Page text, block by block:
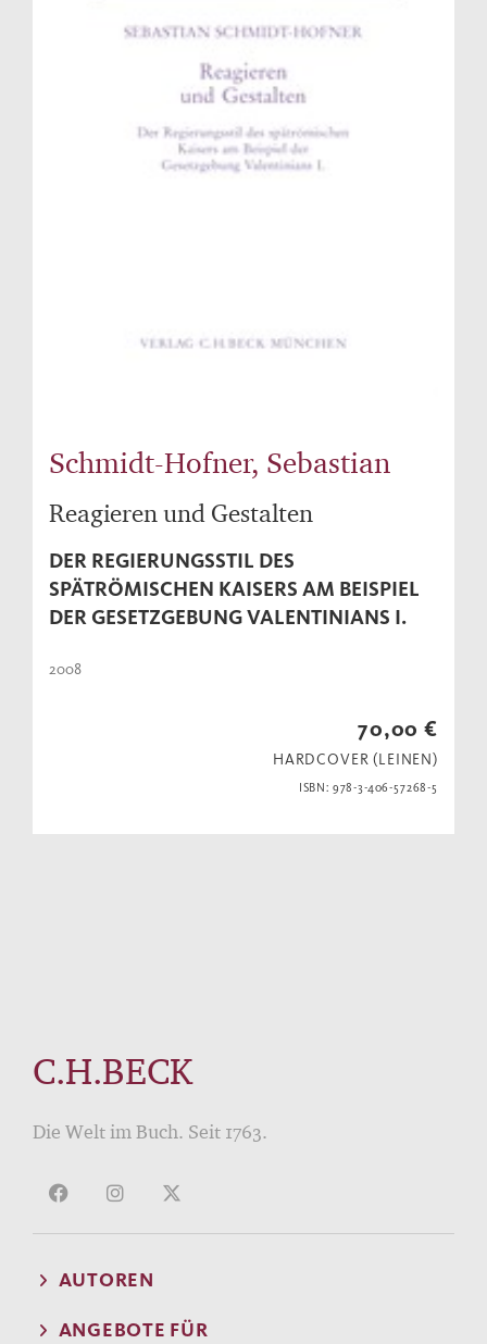
Schmidt-Hofner, Sebastian
Reagieren und Gestalten
DER REGIERUNGSSTIL DES
SPÄTRÖMISCHEN KAISERS AM BEISPIEL
DER GESETZGEBUNG VALENTINIANS I.
2008
70,00 €
HARDCOVER (LEINEN)
ISBN: 978-3-406-57268-5
C.H.BECK
Die Welt im Buch. Seit 1763.
AUTOREN
ANGEBOTE FÜR